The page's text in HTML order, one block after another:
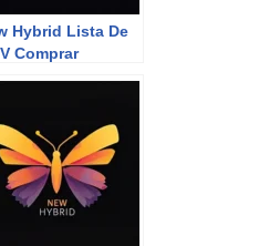
Hybrid Lista De
Comprar